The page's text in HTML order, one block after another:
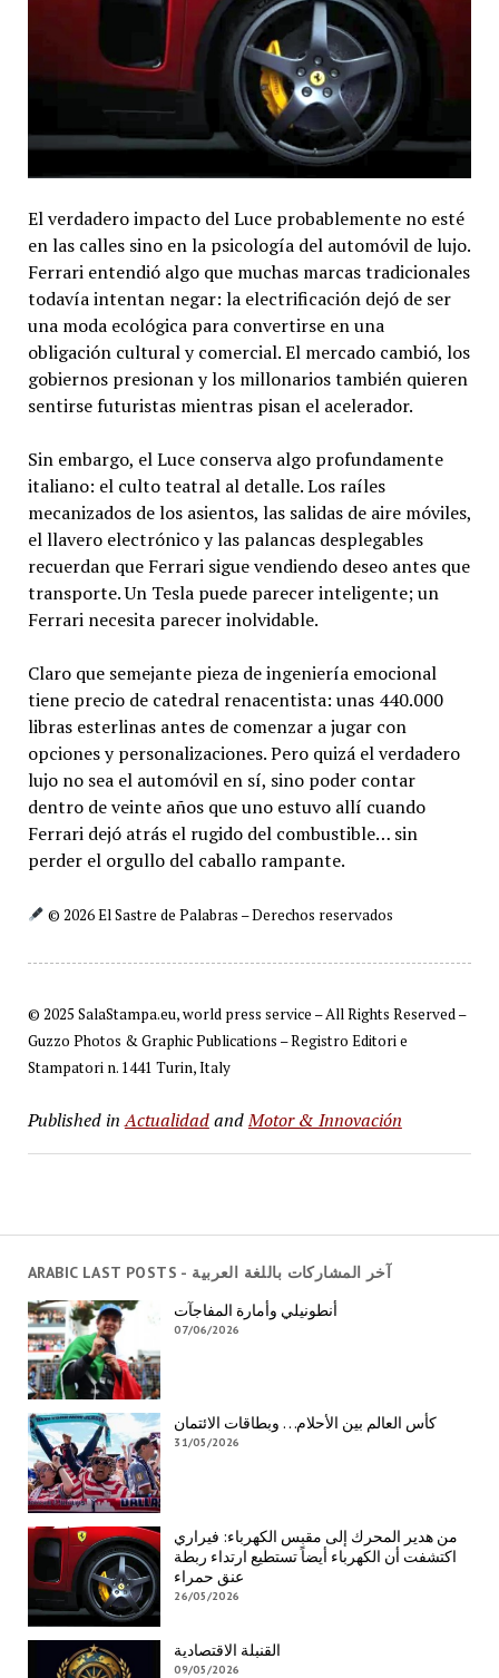
ARABIC LAST POSTS - آخر المشاركات باللغة العربية
أنطونيلي وأمارة المفاجآت
07/06/2026
كأس العالم بين الأحلام… وبطاقات الائتمان
31/05/2026
من هدير المحرك إلى مقبس الكهرباء: فيراري
اكتشفت أن الكهرباء أيضاً تستطيع ارتداء ربطة
عنق حمراء
26/05/2026
القنبلة الاقتصادية
09/05/2026
El verdadero impacto del Luce probablemente no esté
en las calles sino en la psicología del automóvil de lujo.
Ferrari entendió algo que muchas marcas tradicionales
todavía intentan negar: la electrificación dejó de ser
una moda ecológica para convertirse en una
obligación cultural y comercial. El mercado cambió, los
gobiernos presionan y los millonarios también quieren
sentirse futuristas mientras pisan el acelerador.
Sin embargo, el Luce conserva algo profundamente
italiano: el culto teatral al detalle. Los raíles
mecanizados de los asientos, las salidas de aire móviles,
el llavero electrónico y las palancas desplegables
recuerdan que Ferrari sigue vendiendo deseo antes que
transporte. Un Tesla puede parecer inteligente; un
Ferrari necesita parecer inolvidable.
Claro que semejante pieza de ingeniería emocional
tiene precio de catedral renacentista: unas 440.000
libras esterlinas antes de comenzar a jugar con
opciones y personalizaciones. Pero quizá el verdadero
lujo no sea el automóvil en sí, sino poder contar
dentro de veinte años que uno estuvo allí cuando
Ferrari dejó atrás el rugido del combustible… sin
perder el orgullo del caballo rampante.
© 2026 El Sastre de Palabras – Derechos reservados
© 2025 SalaStampa.eu, world press service – All Rights Reserved –
Guzzo Photos & Graphic Publications – Registro Editori e
Stampatori n. 1441 Turin, Italy
Published in ActualidadandMotor & Innovación